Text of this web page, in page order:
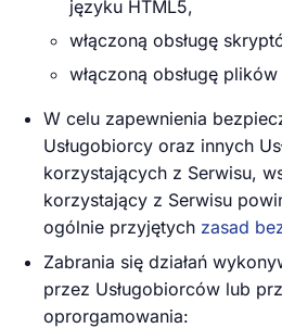
języku HTML5,
włączoną obsługę
włączoną obsługę
W celu zapewnienia
Usługobiorcy oraz innych
korzystających z Serwisu,
korzystający z Serwisu
ogólnie przyjętych zasad
Zabrania się działań
przez Usługobiorców lub
oprorgamowania: